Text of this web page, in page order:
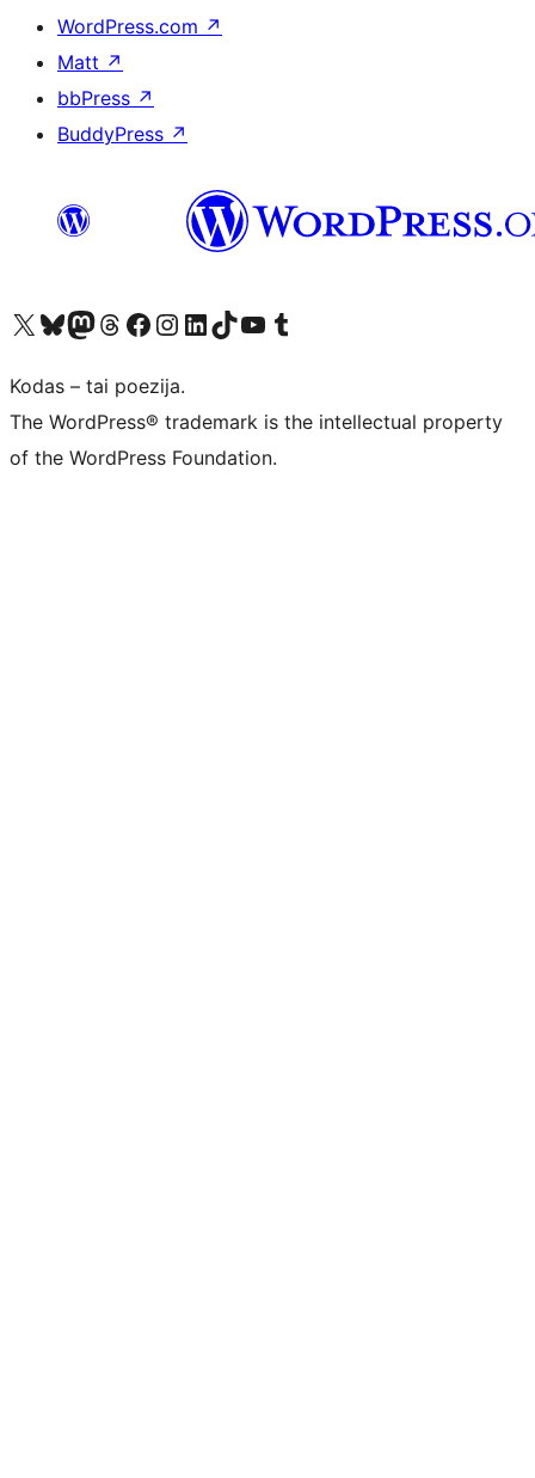
WordPress.com ↗
Matt ↗
bbPress ↗
BuddyPress ↗
Visit our X (formerly Twitter) account
Apsilankykite mūsų Bluesky paskyroje
Visit our Mastodon account
Apsilankykite mūsų Threads paskyroje
Visit our Facebook page
Visit our Instagram account
Visit our LinkedIn account
Apsilankykite mūsų TikTok paskyroje
Visit our YouTube channel
Apsilankykite mūsų Tumblr paskyroje
Kodas – tai poezija.
The WordPress® trademark is the intellectual property
of the WordPress Foundation.